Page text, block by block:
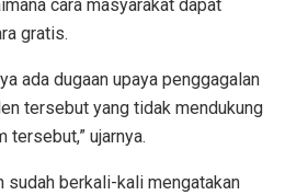
cara masyarakat dapat
gratis.
ada dugaan upaya penggagalan
tersebut yang tidak mendukung
tersebut,” ujarnya.
sudah berkali-kali mengatakan